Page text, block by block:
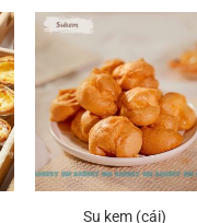
Su kem (cái)